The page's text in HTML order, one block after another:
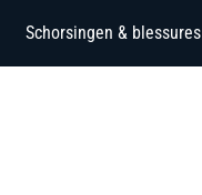
Schorsingen & blessures